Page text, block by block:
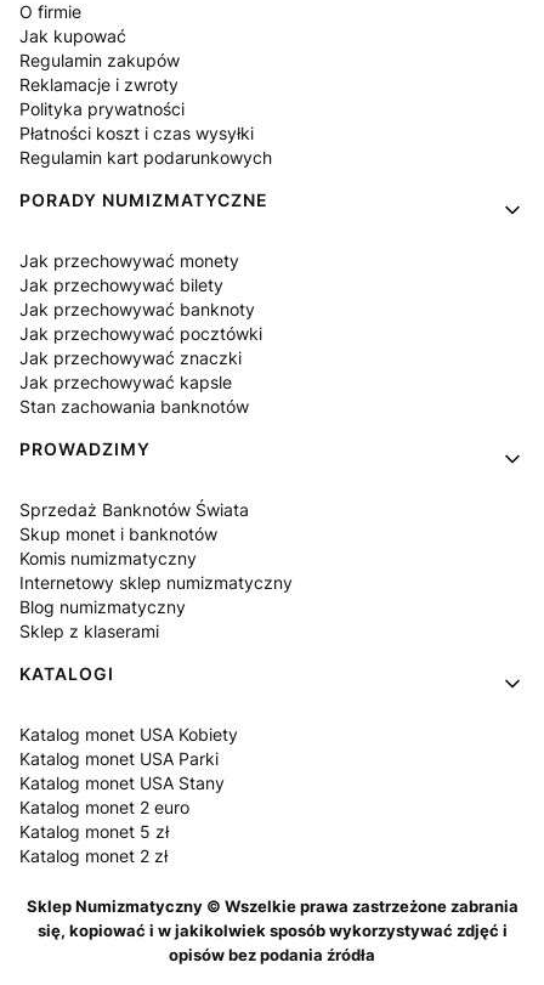
O firmie
Jak kupować
Regulamin zakupów
Reklamacje i zwroty
Polityka prywatności
Płatności koszt i czas wysyłki
Regulamin kart podarunkowych
PORADY NUMIZMATYCZNE
Jak przechowywać monety
Jak przechowywać bilety
Jak przechowywać banknoty
Jak przechowywać pocztówki
Jak przechowywać znaczki
Jak przechowywać kapsle
Stan zachowania banknotów
PROWADZIMY
Sprzedaż Banknotów Świata
Skup monet i banknotów
Komis numizmatyczny
Internetowy sklep numizmatyczny
Blog numizmatyczny
Sklep z klaserami
KATALOGI
Katalog monet USA Kobiety
Katalog monet USA Parki
Katalog monet USA Stany
Katalog monet 2 euro
Katalog monet 5 zł
Katalog monet 2 zł
Sklep Numizmatyczny © Wszelkie prawa zastrzeżone zabrania
się, kopiować i w jakikolwiek sposób wykorzystywać zdjęć i
opisów bez podania źródła